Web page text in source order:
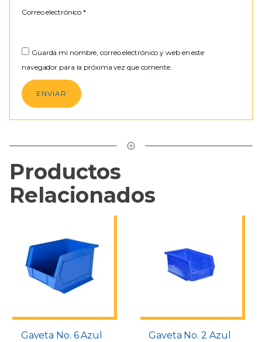
Correo electrónico*
Guarda mi nombre, correo electrónico y web en este
navegador para la próxima vez que comente.
Productos
Relacionados
Gaveta No. 6 Azul
Gaveta No. 2 Azul